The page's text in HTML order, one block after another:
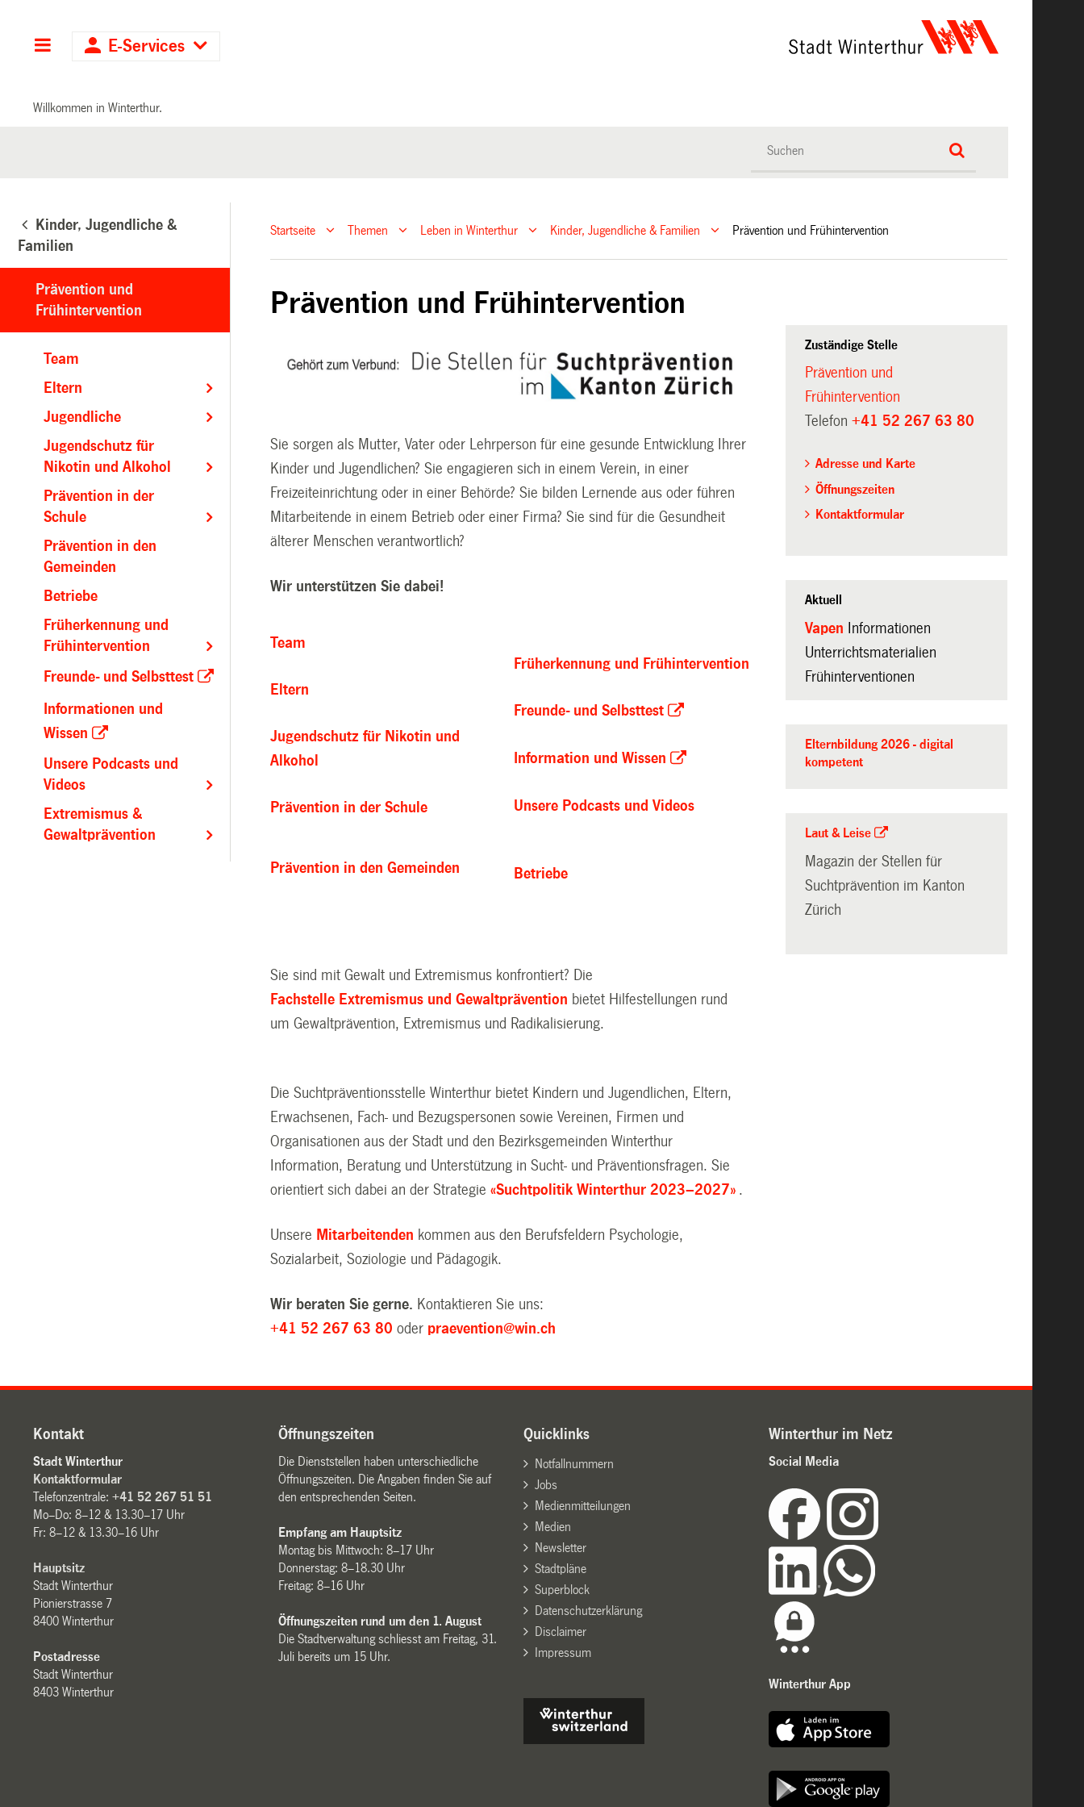
Hauptnavigation
E-Services
Willkommen in Winterthur.
Kinder, Jugendliche &
Familien
Prävention und
Frühintervention
Team
Eltern
Jugendliche
Jugendschutz für
Nikotin und Alkohol
Prävention in der
Schule
Prävention in den
Gemeinden
Betriebe
Früherkennung und
Frühintervention
Freunde- und Selbsttest
Informationen und
Wissen
Unsere Podcasts und
Videos
Extremismus &
Gewaltprävention
Startseite Themen Leben in Winterthur Kinder, Jugendliche & Familien Prävention und Frühintervention
Prävention und Frühintervention
Sie sorgen als Mutter, Vater oder Lehrperson für eine gesunde Entwicklung Ihrer
Kinder und Jugendlichen? Sie engagieren sich in einem Verein, in einer
Freizeiteinrichtung oder in einer Behörde? Sie bilden Lernende aus oder führen
Mitarbeitende in einem Betrieb oder einer Firma? Sie sind für die Gesundheit
älterer Menschen verantwortlich?
Wir unterstützen Sie dabei!
Team
Eltern
Jugendschutz für Nikotin und
Alkohol
Prävention in der Schule
Prävention in den Gemeinden
Früherkennung und Frühintervention
Freunde- und Selbsttest
Information und Wissen
Unsere Podcasts und Videos
Betriebe
Sie sind mit Gewalt und Extremismus konfrontiert? Die
Fachstelle Extremismus und Gewaltprävention bietet Hilfestellungen rund
um Gewaltprävention, Extremismus und Radikalisierung.
Die Suchtpräventionsstelle Winterthur bietet Kindern und Jugendlichen, Eltern,
Erwachsenen, Fach- und Bezugspersonen sowie Vereinen, Firmen und
Organisationen aus der Stadt und den Bezirksgemeinden Winterthur
Information, Beratung und Unterstützung in Sucht- und Präventionsfragen. Sie
orientiert sich dabei an der Strategie«Suchtpolitik Winterthur 2023–2027» .
Unsere Mitarbeitenden kommen aus den Berufsfeldern Psychologie,
Sozialarbeit, Soziologie und Pädagogik.
Wir beraten Sie gerne. Kontaktieren Sie uns:
+41 52 267 63 80 oder praevention@win.ch
Zuständige Stelle
Prävention und
Frühintervention
Telefon +41 52 267 63 80
Adresse und Karte
Öffnungszeiten
Kontaktformular
Aktuell
Vapen Informationen
Unterrichtsmaterialien
Frühinterventionen
Elternbildung 2026 - digital
kompetent
Laut & Leise
Magazin der Stellen für
Suchtprävention im Kanton
Zürich
Kontakt
Stadt Winterthur
Kontaktformular
Telefonzentrale:+41 52 267 51 51
Mo–Do: 8–12 & 13.30–17 Uhr
Fr: 8–12 & 13.30–16 Uhr
Hauptsitz
Stadt Winterthur
Pionierstrasse 7
8400 Winterthur
Postadresse
Stadt Winterthur
8403 Winterthur
Öffnungszeiten
Die Dienststellen haben unterschiedliche
Öffnungszeiten. Die Angaben finden Sie auf
den entsprechenden Seiten.
Empfang am Hauptsitz
Montag bis Mittwoch: 8–17 Uhr
Donnerstag: 8–18.30 Uhr
Freitag: 8–16 Uhr
Öffnungszeiten rund um den 1. August
Die Stadtverwaltung schliesst am Freitag, 31.
Juli bereits um 15 Uhr.
Quicklinks
Notfallnummern
Jobs
Medienmitteilungen
Medien
Newsletter
Stadtpläne
Superblock
Datenschutzerklärung
Disclaimer
Impressum
Winterthur im Netz
Social Media
Winterthur App